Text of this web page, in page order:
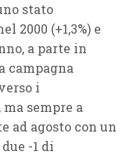
stato
2000 (+1,3%) e
a parte in
campagna
i
sempre a
ad agosto con un
-1 di